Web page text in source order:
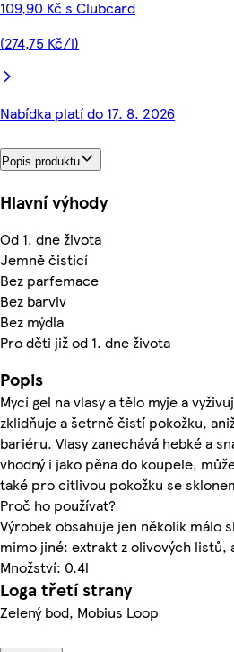
109,90 Kč s Clubcard
(274,75 Kč/l)
Nabídka platí do 17. 8. 2026
Popis produktu
Hlavní výhody
Od 1. dne života
Jemně čisticí
Bez parfemace
Bez barviv
Bez mýdla
Pro děti již od 1. dne života
Popis
Mycí gel na vlasy a tělo myje a
zklidňuje a šetrně čistí pokožku,
bariéru. Vlasy zanechává hebké a
vhodný i jako pěna do koupele,
také pro citlivou pokožku se
Proč ho používat?
Výrobek obsahuje jen několik málo
mimo jiné: extrakt z olivových
Množství: 0.4l
Loga třetí strany
Zelený bod, Mobius Loop